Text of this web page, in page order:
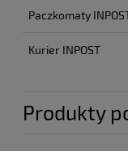
Paczkomaty
Kurier INPOST
Produkty